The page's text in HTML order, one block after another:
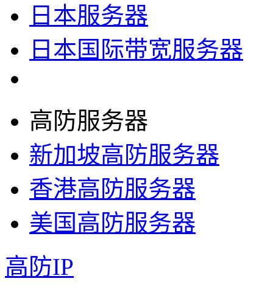
日本服务器
日本国际带宽服务器
高防服务器
新加坡高防服务器
香港高防服务器
美国高防服务器
高防IP